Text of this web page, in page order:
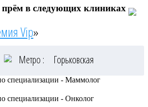
прём в следующих клиниках
Vip»
Метро : Горьковская
специализации - Маммолог
специализации - Онколог